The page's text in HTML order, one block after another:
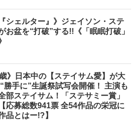
シェルター』》ジェイソン・ステ
お盆を“打破”する!!《「眠眠打破」
歳》日本中の【ステイサム愛】が大
勝手に”生誕祭試写会開催！ 主演も
部ステイサム！「ステサミー賞」
応募総数941票 全54作品の栄冠に
品とはー!?】